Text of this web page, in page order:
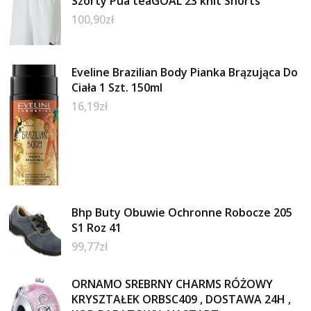
100,90zł
Eveline Brazilian Body Pianka Brązująca Do
Ciała 1 Szt. 150ml
16,19zł
Bhp Buty Obuwie Ochronne Robocze 205
S1 Roz 41
99,77zł
ORNAMO SREBRNY CHARMS RÓŻOWY
KRYSZTAŁEK ORBSC409 , DOSTAWA 24H ,